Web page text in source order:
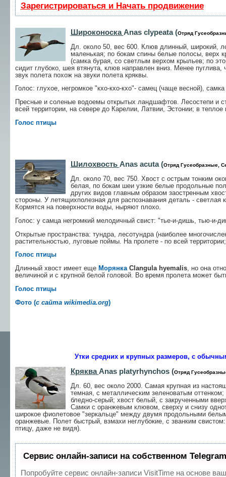
Зарегистрироваться и Начать продвижение
ШироконоскаAnas clypeata (Отряд
Дл. около 50, вес 600. Клюв длинный, широкий,
маленькая; по бокам спины белые полосы, верх
(самка бурая, со светлым верхом крыльев; по
сидит глубоко, шея втянута, клюв направлен вниз. Менее
звук полета похож на звуки полета кряквы.
Голос: глухое, негромкое "кхо-кхо-кхо"- самец (чаще весной),
Пресные и соленые водоемы открытых ландшафтов. Лесостепи и
всей территории, на севере до Карелии, Латвии, Эстонии; в теплое
Голос птицы
Шилохвость Anas acuta (Отряд Гусеобразные,
Дл. около 70, вес 750. Хвост с острым тонким
белая, по бокам шеи узкие белые продольные
других видов главным образом заостренным
стороны. У летящихполезная для распознавания деталь -
Кормятся на поверхности воды, ныряют плохо.
Голос: у самца негромкий мелодичный свист: "тье-и-дишь, тью-и-
Открытые пространства: тундра, лесотундра (наиболее
растительностью, луговые поймы. На пролете - по всей
Голос птицы
Длинный хвост имеет еще Морянка Clangula hyemalis, но она
величиной и с крупной белой головой. Во время пролета может
Голос птицы
Фото (с сайта wikimedia.org)
Утки средних и крупных размеров, с
КрякваAnas platyrhynchos (Отряд
Дл. 60, вес около 2000. Самая крупная из
темная, с металлическим зеленоватым
бледно-серый; хвост белый, с закрученными
Самки с оранжевым клювом, сверху и снизу
широкое фиолетовое "зеркальце" между двумя продольными
оранжевые. Полет быстрый, взмахи неглубокие, с званким
птицу, даже не видя).
Сервис онлайн-записи на собственном
Попробуйте сервис онлайн-записи VisitTime на основе